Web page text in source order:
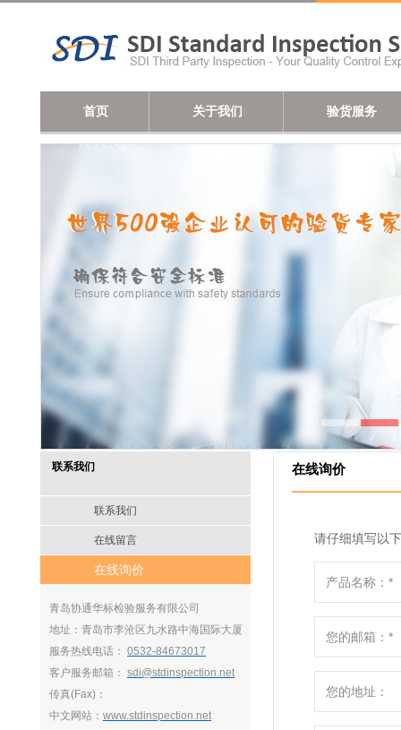
首页 关于我们 验货服务
联系我们
联系我们
在线留言
在线询价
青岛协通华标检验服务有限公司
地址：青岛市李沧区九水路中海国际大厦
服务热线电话： 0532-84673017
客户服务邮箱： sdi@stdinspection.net
传真(Fax)：
中文网站： www.stdinspection.net
在线询价
请仔细填写以